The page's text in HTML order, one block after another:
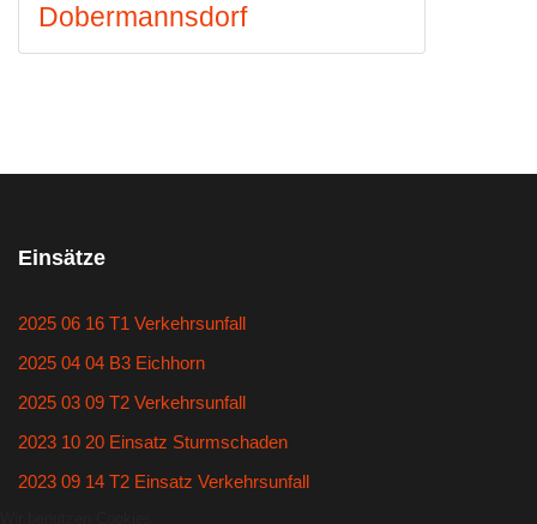
Dobermannsdorf
Einsätze
2025 06 16 T1 Verkehrsunfall
2025 04 04 B3 Eichhorn
2025 03 09 T2 Verkehrsunfall
2023 10 20 Einsatz Sturmschaden
2023 09 14 T2 Einsatz Verkehrsunfall